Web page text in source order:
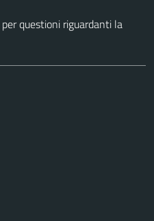
questioni riguardanti la